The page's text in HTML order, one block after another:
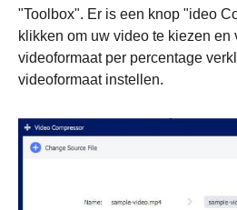
"Toolbox". Er is een knop "ideo
klikken om uw video te kiezen en
videoformaat per percentage
videoformaat instellen.